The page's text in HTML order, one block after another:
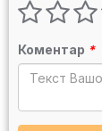
Коментар *